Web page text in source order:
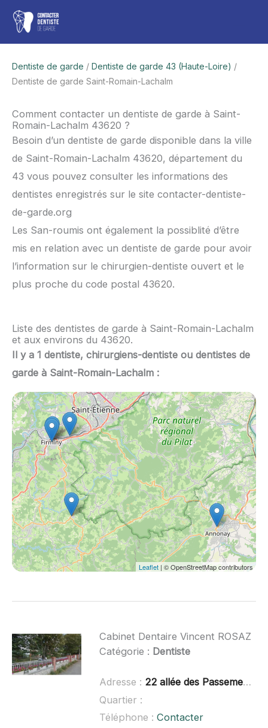
Aller
contenu
Dentiste de garde / Dentiste de garde 43 (Haute-Loire) /
Dentiste de garde Saint-Romain-Lachalm
Comment contacter un dentiste de garde à Saint-
Romain-Lachalm 43620 ?
Besoin d’un dentiste de garde disponible dans la ville
de Saint-Romain-Lachalm 43620, département du
43 vous pouvez consulter les informations des
dentistes enregistrés sur le site contacter-dentiste-
de-garde.org
Les San-roumis ont également la possiblité d’être
mis en relation avec un dentiste de garde pour avoir
l’information sur le chirurgien-dentiste ouvert et le
plus proche du code postal 43620.
Liste des dentistes de garde à Saint-Romain-Lachalm
et aux environs du 43620.
Il y a 1 dentiste, chirurgiens-dentiste ou dentistes de
garde à Saint-Romain-Lachalm :
Leaflet | © OpenStreetMap contributors
Cabinet Dentaire Vincent ROSAZ
Catégorie : Dentiste
Adresse : 22 allée des Passementiers, 43620 Saint-Romain-Lachalm
Quartier :
Téléphone : Contacter